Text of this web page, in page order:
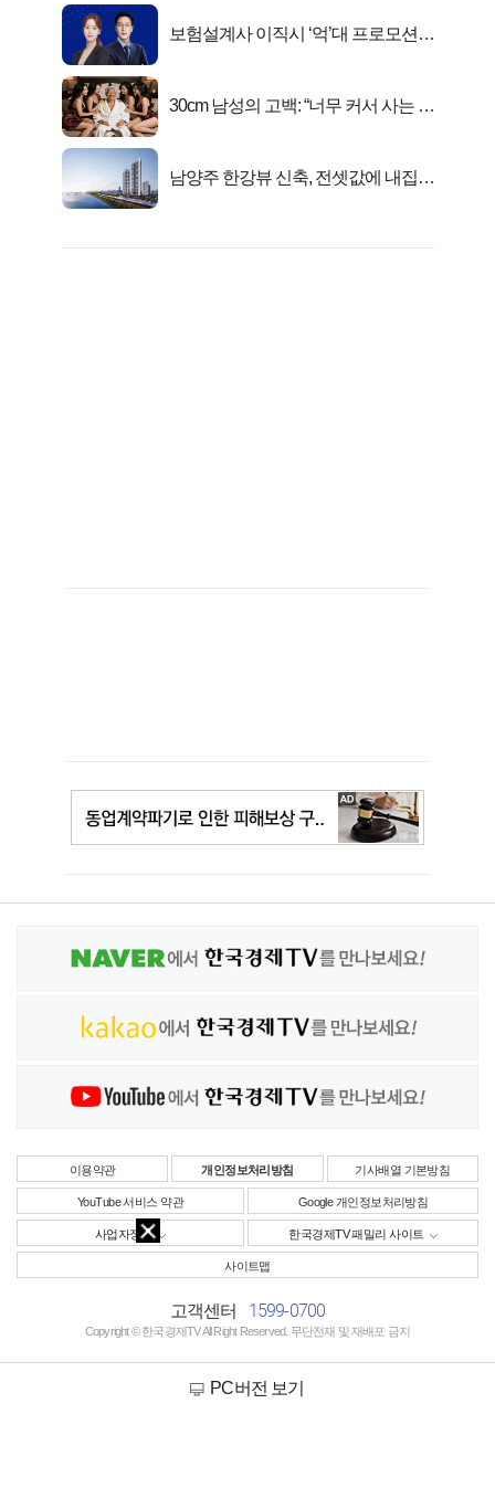
보험설계사 이직시 ‘억’대 프로모션!
30cm 남성의 고백: “너무 커서 사는 게
남양주 한강뷰 신축, 전셋값에 내집마
이용약관 개인정보처리방침 기사배열 기본방침
YouTube 서비스 약관 Google 개인정보처리방침
사업자정보 한국경제TV 패밀리 사이트
사이트맵
고객센터 1599-0700
Copyright © 한국경제TV All Right Reserved. 무단전재 및 재배포 금지
PC버전 보기